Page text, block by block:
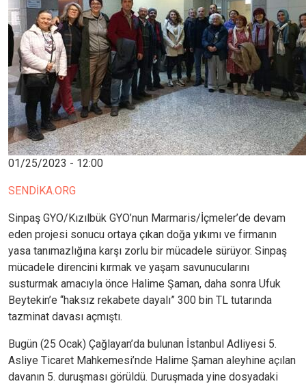
01/25/2023 - 12:00
SENDİKA.ORG
Sinpaş GYO/Kızılbük GYO’nun Marmaris/İçmeler’de devam
eden projesi sonucu ortaya çıkan doğa yıkımı ve firmanın
yasa tanımazlığına karşı zorlu bir mücadele sürüyor. Sinpaş
mücadele direncini kırmak ve yaşam savunucularını
susturmak amacıyla önce Halime Şaman, daha sonra Ufuk
Beytekin’e “haksız rekabete dayalı” 300 bin TL tutarında
tazminat davası açmıştı.
Bugün (25 Ocak) Çağlayan’da bulunan İstanbul Adliyesi 5.
Asliye Ticaret Mahkemesi’nde Halime Şaman aleyhine açılan
davanın 5. duruşması görüldü. Duruşmada yine dosyadaki